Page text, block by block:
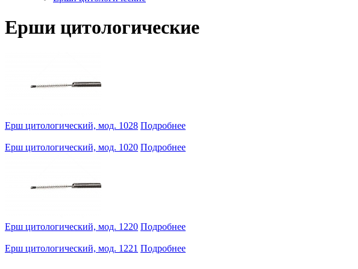
Ерши цитологические
Ерш цитологический, мод. 1028 Подробнее
Ерш цитологический, мод. 1020 Подробнее
Ерш цитологический, мод. 1220 Подробнее
Ерш цитологический, мод. 1221 Подробнее